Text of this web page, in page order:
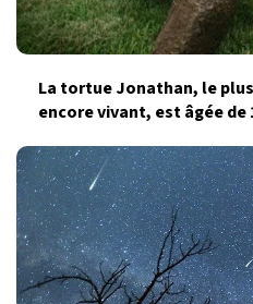
La tortue Jonathan, le
encore vivant, est âgée de